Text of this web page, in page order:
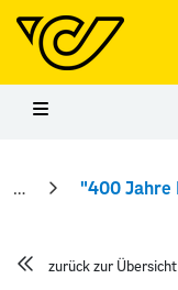
Springe zu Hauptinhalt
zurück zur Übersicht